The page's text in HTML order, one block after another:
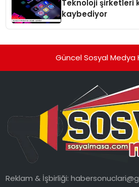
Teknoloji şirketleri
kaybediyor
Güncel Sosyal Medya
Reklam & İşbirliği: